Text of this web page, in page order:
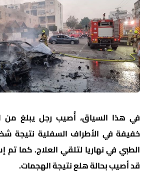
خفيفة في الأطراف السفلية نتيجة
الطبي في نهاريا لتلقي العلاج. كما
قد أصيب بحالة هلع نتيجة الهجمات.